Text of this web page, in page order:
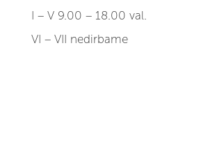
I – V 9.00 – 18.00 val.
VI – VII nedirbame